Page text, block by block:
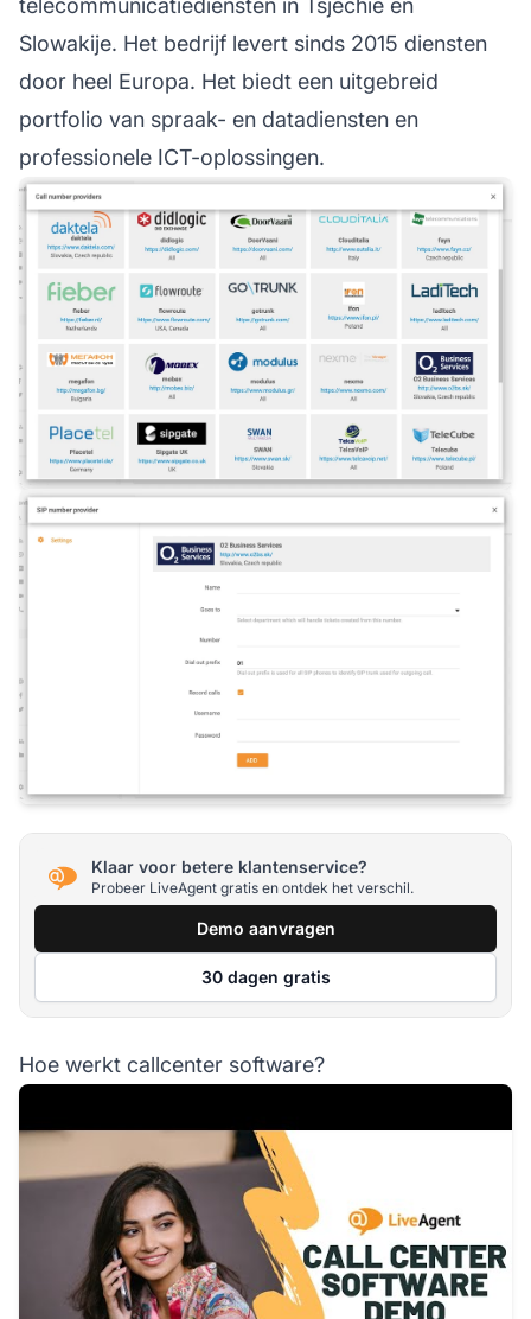
telecommunicatiediensten in Tsjechië en
Slowakije. Het bedrijf levert sinds 2015 diensten
door heel Europa. Het biedt een uitgebreid
portfolio van spraak- en datadiensten en
professionele ICT-oplossingen.
Klaar voor betere klantenservice?
Probeer LiveAgent gratis en ontdek het verschil.
Demo aanvragen
30 dagen gratis
Hoe werkt callcenter software?